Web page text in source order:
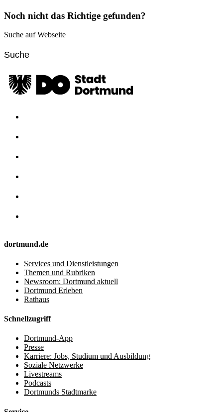
Noch nicht das Richtige gefunden?
Suche auf Webseite
dortmund.de
Services und Dienstleistungen
Themen und Rubriken
Newsroom: Dortmund aktuell
Dortmund Erleben
Rathaus
Schnellzugriff
Dortmund-App
Presse
Karriere: Jobs, Studium und Ausbildung
Soziale Netzwerke
Livestreams
Podcasts
Dortmunds Stadtmarke